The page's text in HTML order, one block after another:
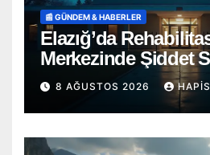
📰 GÜNDEM & HABERLER
Elazığ’da
Merkezinde Şiddet
Soruşturma
8 AĞUSTOS 2026